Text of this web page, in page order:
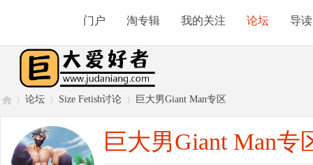
门户 淘专辑 我的关注 论坛 导读
»
论坛
›
Size Fetish讨论 巨大男Giant Man专区
巨大男Giant Man专